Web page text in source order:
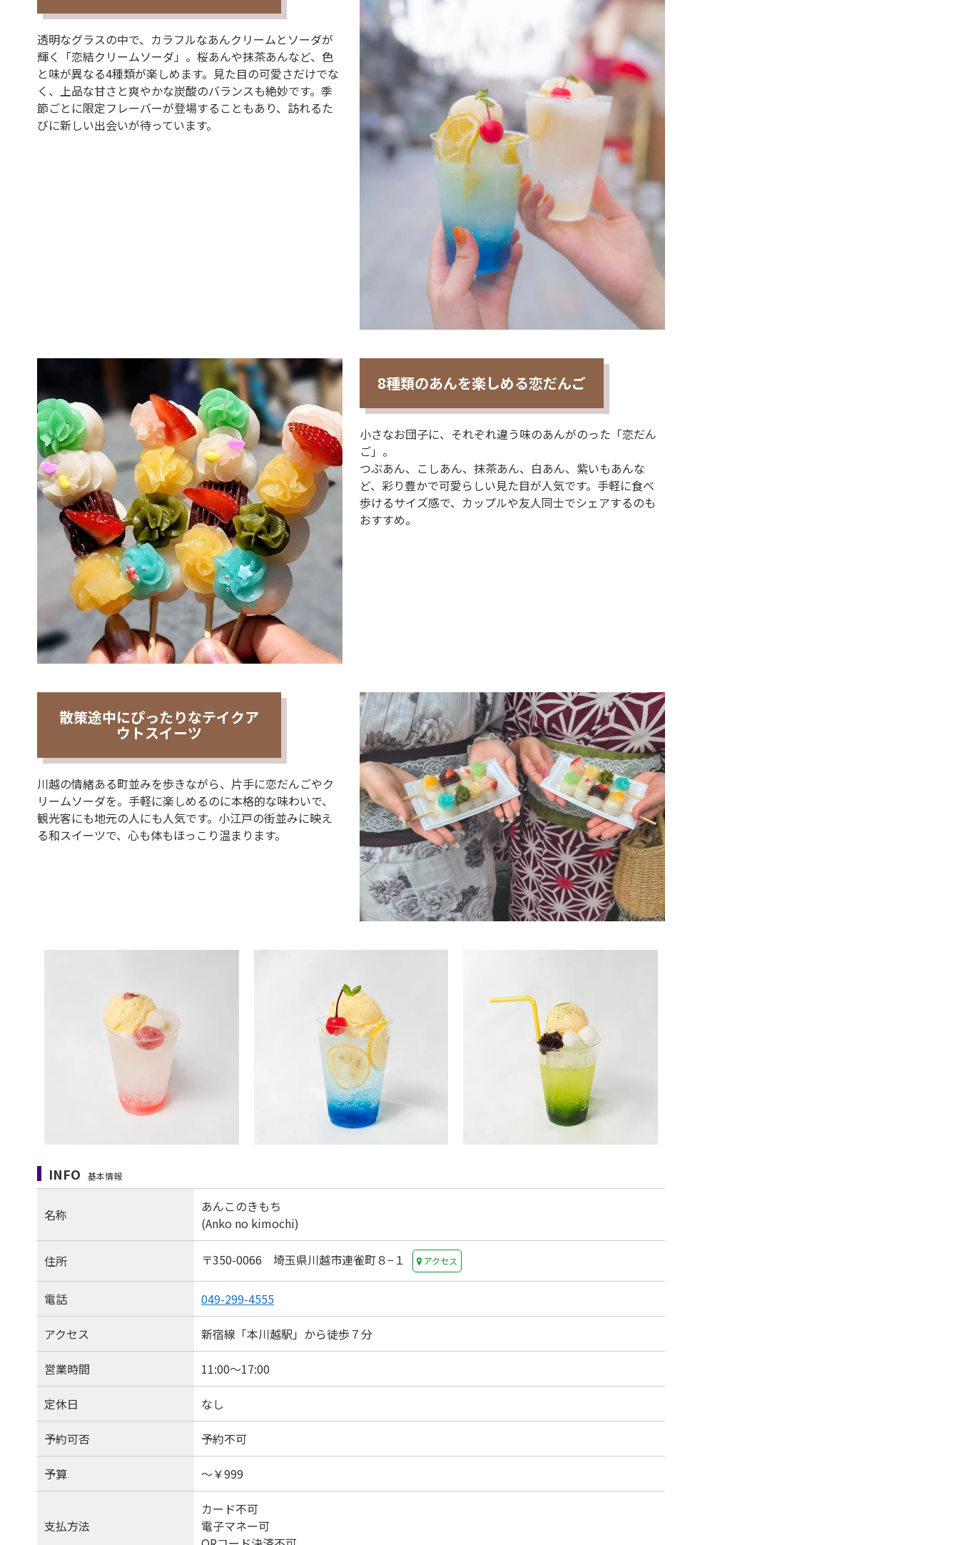
透明なグラスの中で、カラフルなあんクリームとソーダが
輝く「恋結クリームソーダ」。桜あんや抹茶あんなど、色
と味が異なる4種類が楽しめます。見た目の可愛さだけでな
く、上品な甘さと爽やかな炭酸のバランスも絶妙です。季
節ごとに限定フレーバーが登場することもあり、訪れるた
びに新しい出会いが待っています。
8種類のあんを楽しめる恋だんご
小さなお団子に、それぞれ違う味のあんがのった「恋だん
ご」。
つぶあん、こしあん、抹茶あん、白あん、紫いもあんな
ど、彩り豊かで可愛らしい見た目が人気です。手軽に食べ
歩けるサイズ感で、カップルや友人同士でシェアするのも
おすすめ。
散策途中にぴったりなテイクア
ウトスイーツ
川越の情緒ある町並みを歩きながら、片手に恋だんごやク
リームソーダを。手軽に楽しめるのに本格的な味わいで、
観光客にも地元の人にも人気です。小江戸の街並みに映え
る和スイーツで、心も体もほっこり温まります。
INFO 基本情報
名称
あんこのきもち
(Anko no kimochi)
住所 〒350-0066 埼玉県川越市連雀町８−１ アクセス
電話 049-299-4555
アクセス 新宿線「本川越駅」から徒歩７分
営業時間 11:00〜17:00
定休日 なし
予約可否 予約不可
予算 ～￥999
支払方法
カード不可
電子マネー可